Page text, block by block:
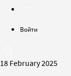
Войти
18 February 2025